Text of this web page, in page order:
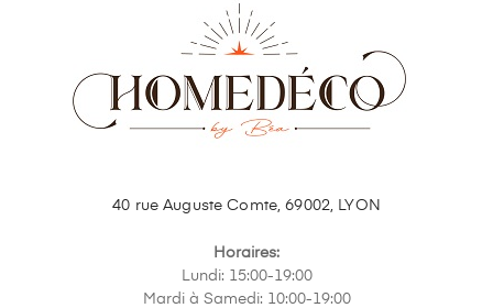
40 rue Auguste Comte, 69002, LYON
Horaires:
Lundi: 15:00-19:00
Mardi à Samedi: 10:00-19:00